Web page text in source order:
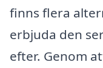
finns flera
erbjuda den
efter. Genom